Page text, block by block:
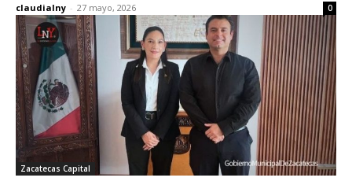
claudialny - 27 mayo, 2026 0
Zacatecas Capital